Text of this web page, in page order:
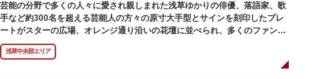
芸能の分野で多くの人々に愛され親しまれた浅草ゆかりの俳優、落語家、歌
手など約300名を超える芸能人の方々の原寸大手型とサインを刻印したプレ
ートがスターの広場、オレンジ通り沿いの花壇に並べられ、多くのファンに
親しまれています。
浅草中央部エリア